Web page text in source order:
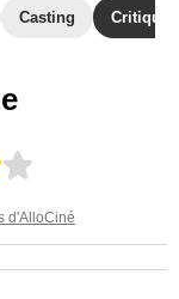
Casting
d'AlloCiné